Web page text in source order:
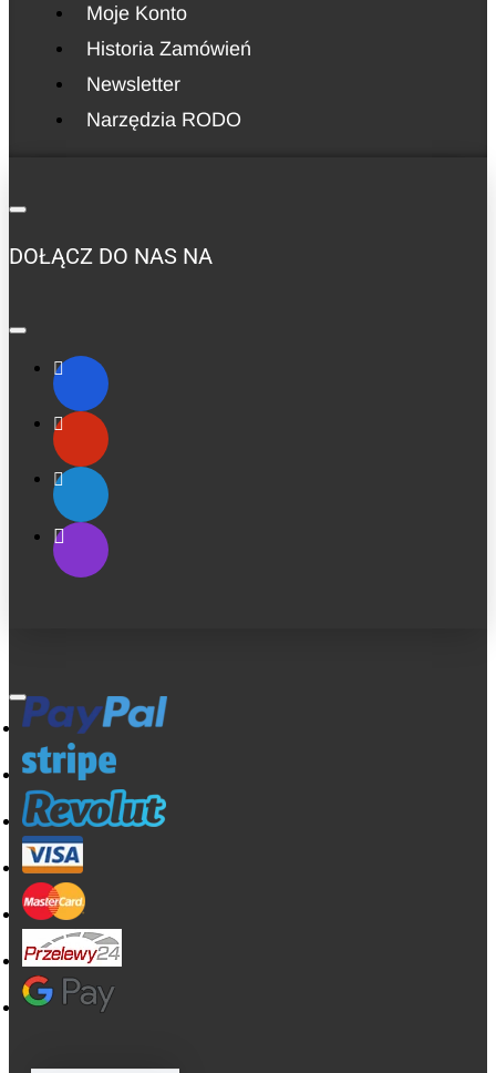
Moje Konto
Historia Zamówień
Newsletter
Narzędzia RODO
DOŁĄCZ DO NAS NA